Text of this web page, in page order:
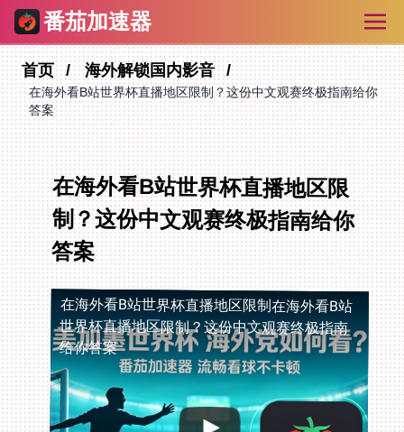
番茄加速器
首页 海外解锁国内影音
在海外看B站世界杯直播地区限制？这份中文观赛终极指南给你
答案
在海外看B站世界杯直播地区限
制？这份中文观赛终极指南给你
答案
在海外看B站世界杯直播地区限制在海外看B站
世界杯直播地区限制？这份中文观赛终极指南
给你答案